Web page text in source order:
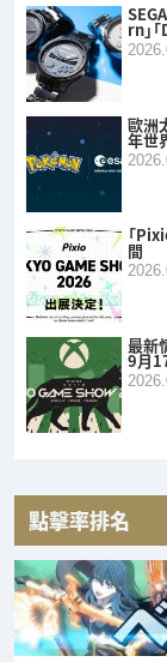
rn」
歐洲
年世
「
間
最新
9月
點擊率排名